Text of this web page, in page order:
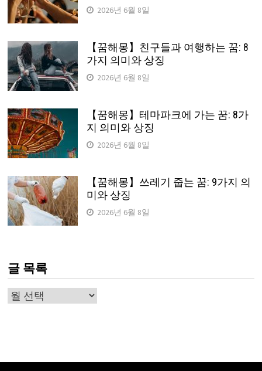
2026년 6월 8일
【꿈해몽】친구들과 여행하는 꿈: 8
가지 의미와 상징
2026년 6월 8일
【꿈해몽】테마파크에 가는 꿈: 8가
지 의미와 상징
2026년 6월 8일
【꿈해몽】쓰레기 줍는 꿈: 9가지 의
미와 상징
2026년 6월 8일
글 목록
글